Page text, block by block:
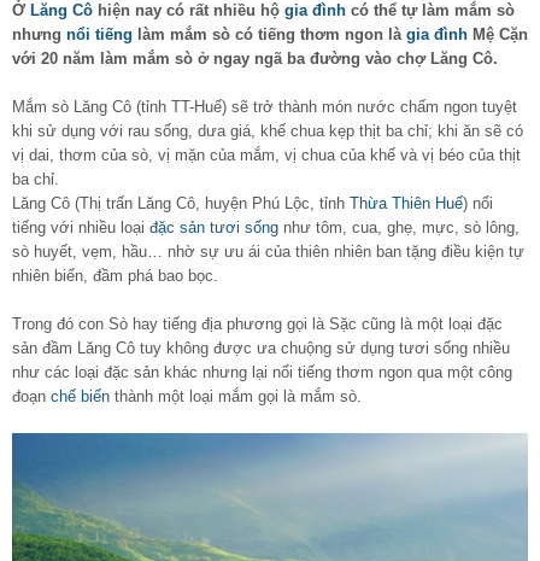
Ở Lăng Cô hiện nay có rất nhiều hộ gia đình có thể tự làm mắm sò
nhưng nổi tiếng làm mắm sò có tiếng thơm ngon là gia đình Mệ Cặn
với 20 năm làm mắm sò ở ngay ngã ba đường vào chợ Lăng Cô.
Mắm sò Lăng Cô (tỉnh TT-Huế) sẽ trở thành món nước chấm ngon tuyệt
khi sử dụng với rau sống, dưa giá, khế chua kẹp thịt ba chỉ; khi ăn sẽ có
vị dai, thơm của sò, vị mặn của mắm, vị chua của khế và vị béo của thịt
ba chỉ.
Lăng Cô (Thị trấn Lăng Cô, huyện Phú Lộc, tỉnh Thừa Thiên Huế) nổi
tiếng với nhiều loại đặc sản tươi sống như tôm, cua, ghẹ, mực, sò lông,
sò huyết, vẹm, hầu… nhờ sự ưu ái của thiên nhiên ban tặng điều kiện tự
nhiên biển, đầm phá bao bọc.
Trong đó con Sò hay tiếng địa phương gọi là Sặc cũng là một loại đặc
sản đầm Lăng Cô tuy không được ưa chuộng sử dụng tươi sống nhiều
như các loại đặc sản khác nhưng lại nổi tiếng thơm ngon qua một công
đoạn chế biến thành một loại mắm gọi là mắm sò.